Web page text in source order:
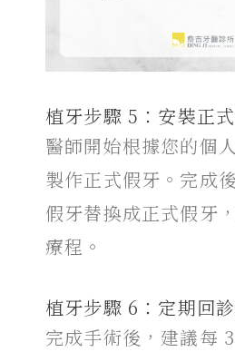
植牙步驟 5：安裝正
醫師開始根據您的個
製作正式假牙。完成
假牙替換成正式假牙
療程。
植牙步驟 6：定期回
完成手術後，建議每